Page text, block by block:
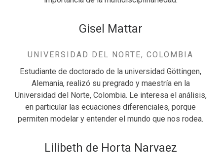
Gisel Mattar
UNIVERSIDAD DEL NORTE, COLOMBIA
Estudiante de doctorado de la universidad Göttingen,
Alemania, realizó su pregrado y maestría en la
Universidad del Norte, Colombia. Le interesa el análisis,
en particular las ecuaciones diferenciales, porque
permiten modelar y entender el mundo que nos rodea.
Lilibeth de Horta Narvaez